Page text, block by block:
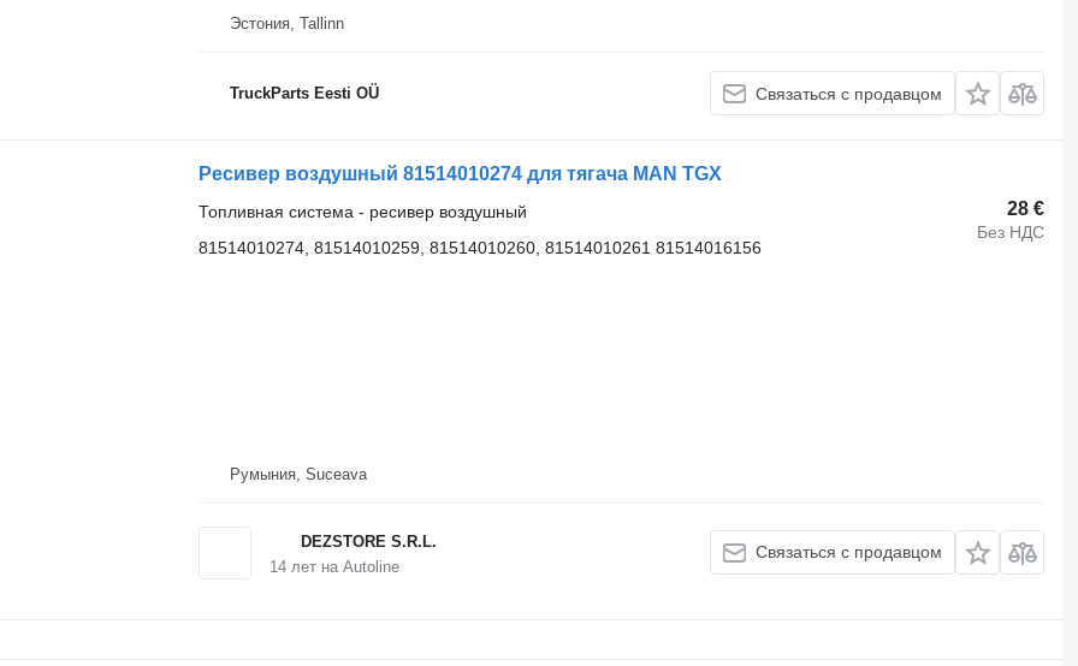
Эстония, Tallinn
TruckParts Eesti OÜ Связаться с продавцом
Ресивер воздушный 81514010274 для тягача MAN TGX
28 €
Без НДС
Топливная система - ресивер воздушный
81514010274, 81514010259, 81514010260, 81514010261 81514016156
Румыния, Suceava
DEZSTORE S.R.L.
14лет на Autoline
Связаться с продавцом